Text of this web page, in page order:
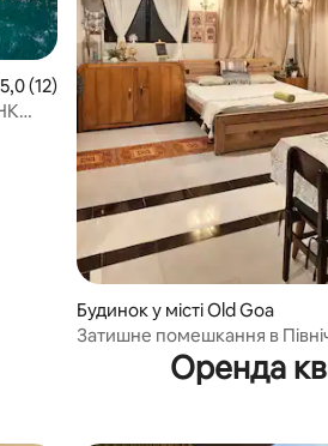
оцінка: 5,0 з 5, відгуки: 12
5,0 (12)
Будинок у місті Old Goa
Затишне помешкання в
поблизу Старого Гоа, 15
Оренда